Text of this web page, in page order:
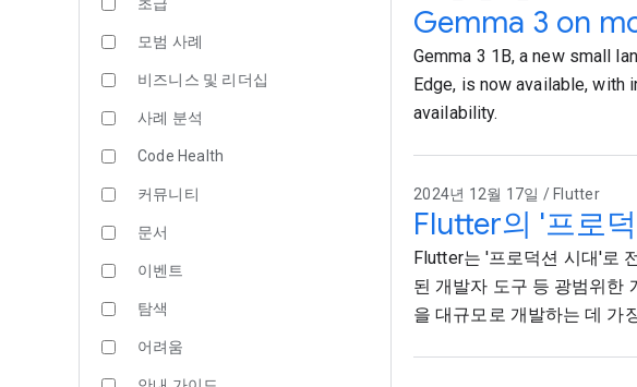
모범 사례
비즈니스 및 리더십
사례 분석
Code Health
커뮤니티
문서
이벤트
탐색
어려움
Gemma 3 on
Gemma 3 1B, a new small
Edge, is now available, with
availability.
2024년 12월 17일 / Flutter
Flutter의 '프로
Flutter는 '프로덕션 시대'로
된 개발자 도구 등 광범위한
을 대규모로 개발하는 데 가